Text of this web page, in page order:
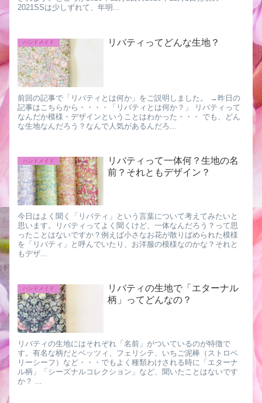
2021SSは少しずれて、年明...
ハンドメイド リバティってどんな生地？
前回の記事で「リバティとは何か」をご説明しました。 →昨日の
記事はこちらから・・・・「リバティとは何か？」 リバティって
なんだか模様・デザインということはわかった・・・ でも、どん
な生地なんだろう？なんで人気があるんだろ...
ハンドメイド
リバティって一体何？生地の名
前？それともデザイン？
今日はよく聞く「リバティ」という言葉について考えてみたいと
思います。リバティってよく聞くけど、一体なんだろう？って思
ったことはないですか？例えば小さなお花が散りばめられた模様
を「リバティ」と呼んでいたり、お洋服の模様なのかな？それと
もデザ...
ハンドメイド
リバティの生地で「エターナル
柄」ってどんなの？
リバティの生地にはそれぞれ「名前」がついているのが特徴で
す。有名な柄だとベッツィ、フェリシテ、いちご泥棒（ストロベ
リーシーフ）など・・・でもよく種類わけされる時に「エターナ
ル柄」「シーズナルコレクション」など、聞いたことはないです
か？ ...